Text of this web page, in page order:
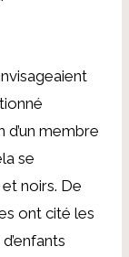
membre
se
noirs. De
ont cité les